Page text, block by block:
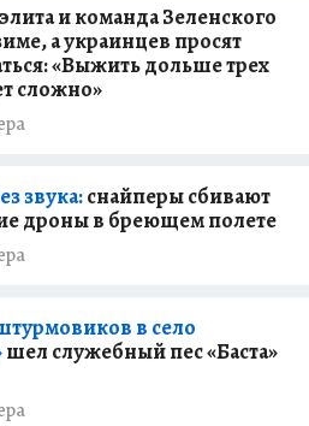
и команда Зеленского
а украинцев просят
«Выжить дольше трех
сложно»
звука:снайперы сбивают
дроны в бреющем полете
в село
шел служебный пес «Баста»